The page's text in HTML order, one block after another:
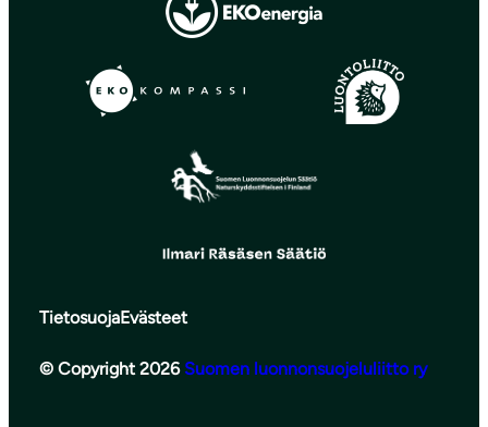
TietosuojaEvästeet
© Copyright 2026 Suomen luonnonsuojeluliitto ry